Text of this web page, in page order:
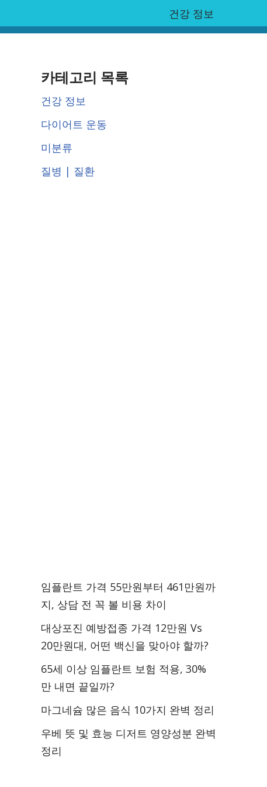
건강 정보
카테고리 목록
건강 정보
다이어트 운동
미분류
질병 | 질환
임플란트 가격 55만원부터 461만원까
지, 상담 전 꼭 볼 비용 차이
대상포진 예방접종 가격 12만원 Vs
20만원대, 어떤 백신을 맞아야 할까?
65세 이상 임플란트 보험 적용, 30%
만 내면 끝일까?
마그네슘 많은 음식 10가지 완벽 정리
우베 뜻 및 효능 디저트 영양성분 완벽
정리